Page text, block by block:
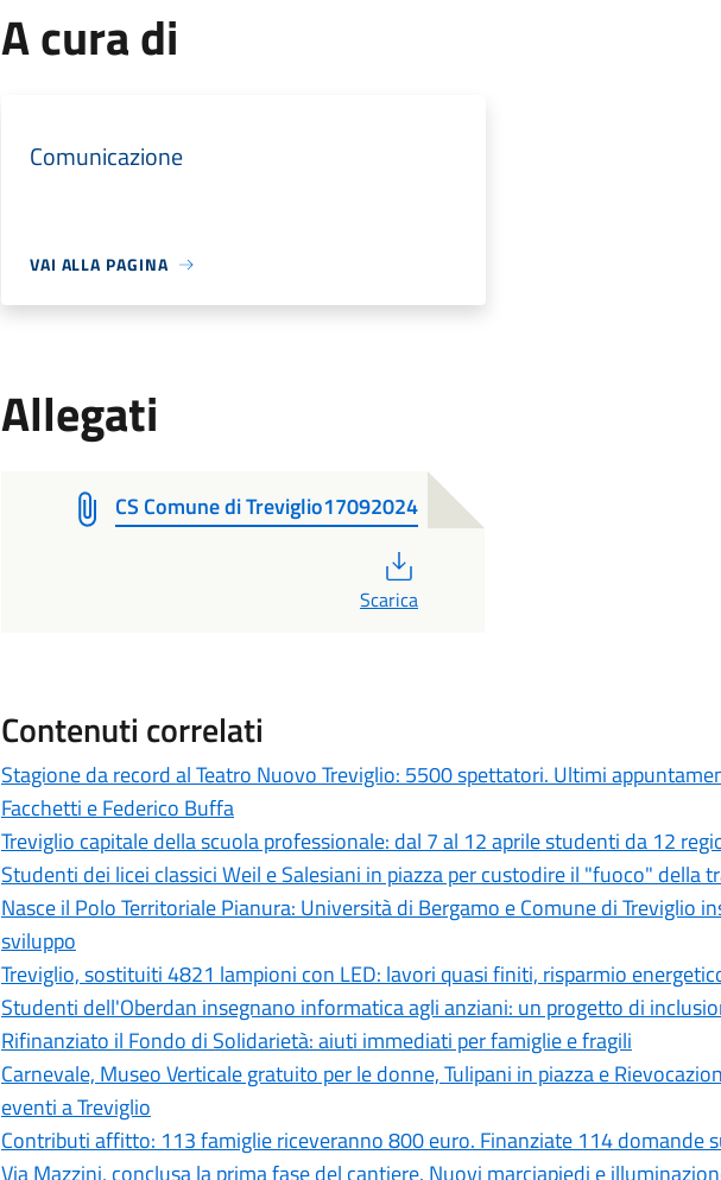
A cura di
Comunicazione
VAI ALLA PAGINA
Allegati
CS Comune di Treviglio17092024
Scarica
Contenuti correlati
Stagione da record al Teatro Nuovo Treviglio: 5500 spettatori. Ultimi
Facchetti e Federico Buffa
Treviglio capitale della scuola professionale: dal 7 al 12 aprile studenti da 12
Studenti dei licei classici Weil e Salesiani in piazza per custodire il "fuoco" della
Nasce il Polo Territoriale Pianura: Università di Bergamo e Comune di Treviglio
sviluppo
Treviglio, sostituiti 4821 lampioni con LED: lavori quasi finiti, risparmio
Studenti dell'Oberdan insegnano informatica agli anziani: un progetto di
Rifinanziato il Fondo di Solidarietà: aiuti immediati per famiglie e fragili
Carnevale, Museo Verticale gratuito per le donne, Tulipani in piazza e
eventi a Treviglio
Contributi affitto: 113 famiglie riceveranno 800 euro. Finanziate 114 domande
Via Mazzini, conclusa la prima fase del cantiere. Nuovi marciapiedi e